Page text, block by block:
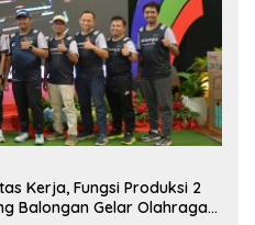
Kerja, Fungsi Produksi 2
Balongan Gelar Olahraga